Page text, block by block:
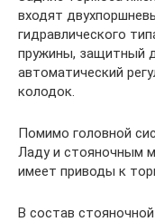
входят
гидравлического
пружины, защитный
автоматический
колодок.
Помимо головной
Ладу и стояночным
имеет приводы к
В состав